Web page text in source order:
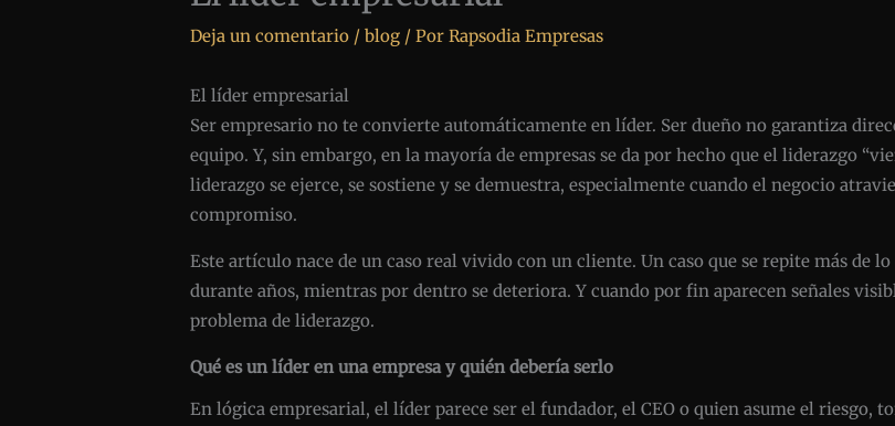
Deja un comentario /blog / PorRapsodia Empresas
El líder empresarial
Ser empresario no te convierte automáticamente en líder. Ser dueño no garantiza
equipo. Y, sin embargo, en la mayoría de empresas se da por hecho que el liderazgo
liderazgo se ejerce, se sostiene y se demuestra, especialmente cuando el negocio
compromiso.
Este artículo nace de un caso real vivido con un cliente. Un caso que se repite más de
durante años, mientras por dentro se deteriora. Y cuando por fin aparecen señales
problema de liderazgo.
Qué es un líder en una empresa y quién debería serlo
En lógica empresarial, el líder parece ser el fundador, el CEO o quien asume el riesgo,